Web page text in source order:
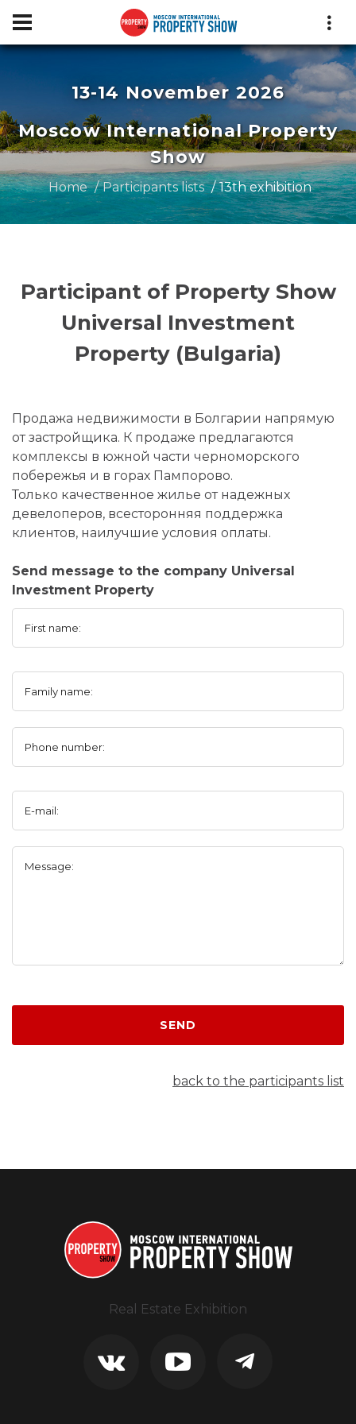
13-14 November 2026
Moscow International Property
Show
Home Participants lists 13th exhibition
Participant of Property Show
Universal Investment
Property (Bulgaria)
Продажа недвижимости в Болгарии напрямую
от застройщика. К продаже предлагаются
комплексы в южной части черноморского
побережья и в горах Пампорово.
Только качественное жилье от надежных
девелоперов, всесторонняя поддержка
клиентов, наилучшие условия оплаты.
Send message to the company Universal
Investment Property
First name:
Family name:
Phone number:
E-mail:
Message:
SEND
back to the participants list
Real Estate Exhibition